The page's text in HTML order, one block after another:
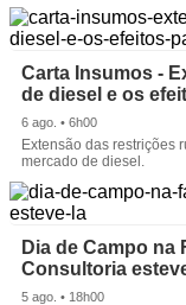
Carta Insumos -
de diesel e os
6 ago. • 6h00
Extensão das restrições
mercado de diesel.
Dia de Campo na
Consultoria
5 ago. • 18h00